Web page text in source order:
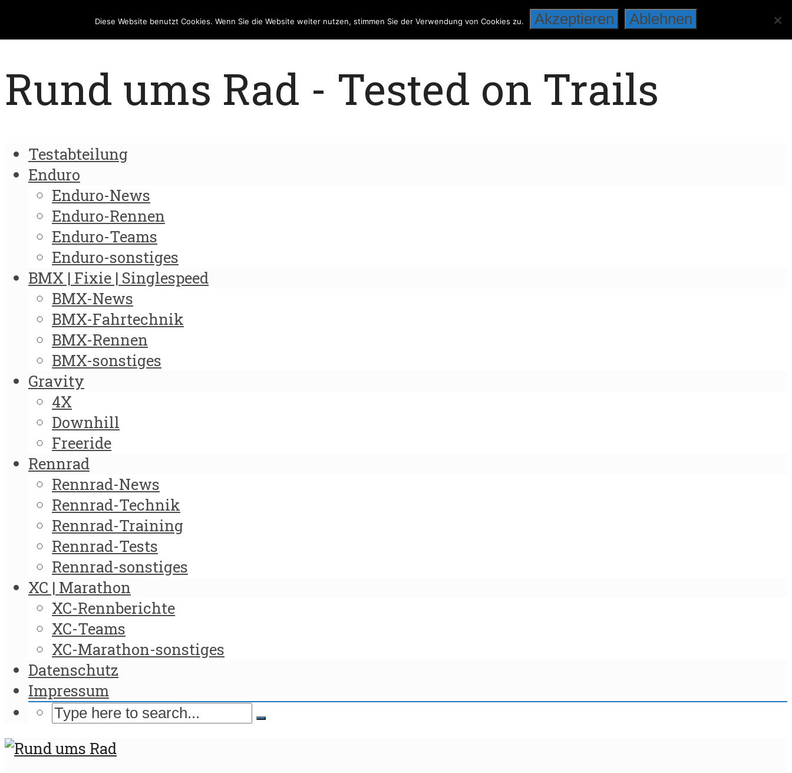
Rund ums Rad - Tested on Trails
Testabteilung
Enduro
Enduro-News
Enduro-Rennen
Enduro-Teams
Enduro-sonstiges
BMX | Fixie | Singlespeed
BMX-News
BMX-Fahrtechnik
BMX-Rennen
BMX-sonstiges
Gravity
4X
Downhill
Freeride
Rennrad
Rennrad-News
Rennrad-Technik
Rennrad-Training
Rennrad-Tests
Rennrad-sonstiges
XC | Marathon
XC-Rennberichte
XC-Teams
XC-Marathon-sonstiges
Datenschutz
Impressum
Diese Website benutzt Cookies. Wenn Sie die Website weiter nutzen, stimmen Sie der Verwendung von Cookies zu. Akzeptieren Ablehnen